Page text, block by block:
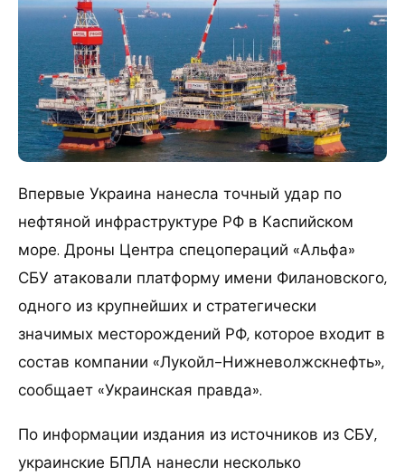
Впервые Украина нанесла точный удар по
нефтяной инфраструктуре РФ в Каспийском
море. Дроны Центра спецопераций «Альфа»
СБУ атаковали платформу имени Филановского,
одного из крупнейших и стратегически
значимых месторождений РФ, которое входит в
состав компании «Лукойл-Нижневолжскнефть»,
сообщает «Украинская правда».
По информации издания из источников из СБУ,
украинские БПЛА нанесли несколько